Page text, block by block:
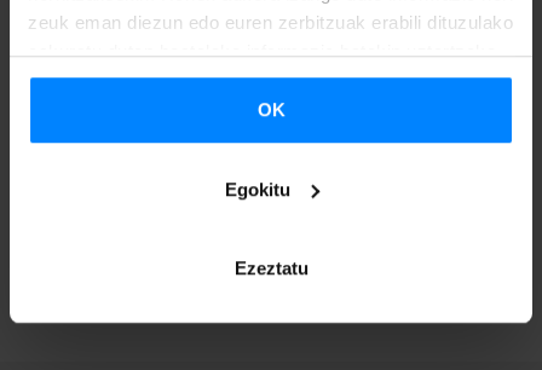
zeuk eman diezun edo euren zerbitzuak erabili dituzulako
eskuratu duten bestelako informazio batekin uztartzeko.
OK
Egokitu
Ezeztatu
euskararen ikaskuntzan sakondu eta Euskal Herria
ezagutzeko.